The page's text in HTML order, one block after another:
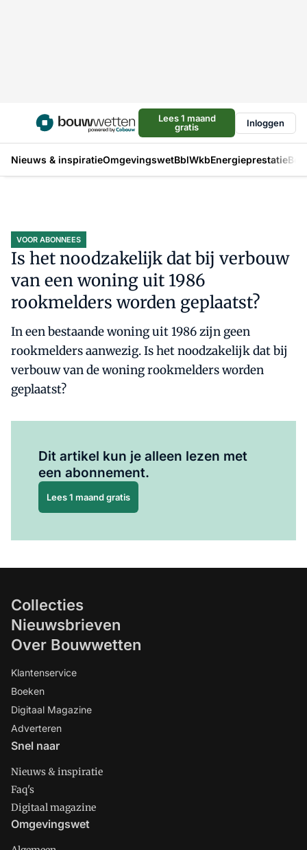
Lees 1 maand
gratis
Inloggen
Nieuws & inspiratieOmgevingswetBblWkbEnergieprestatie
VOOR ABONNEES
Is het noodzakelijk dat bij verbouw
van een woning uit 1986
rookmelders worden geplaatst?
In een bestaande woning uit 1986 zijn geen
rookmelders aanwezig. Is het noodzakelijk dat bij
verbouw van de woning rookmelders worden
geplaatst?
Dit artikel kun je alleen lezen met
een abonnement.
Lees 1 maand gratis
Collecties
Nieuwsbrieven
Over Bouwwetten
Klantenservice
Boeken
Digitaal Magazine
Adverteren
Snel naar
Nieuws & inspiratie
Faq's
Digitaal magazine
Omgevingswet